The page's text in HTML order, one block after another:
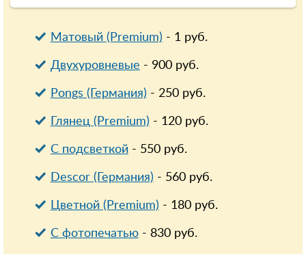
Матовый (Premium) - 1руб.
Двухуровневые - 900руб.
Pongs (Германия) - 250руб.
Глянец (Premium) - 120руб.
С подсветкой- 550руб.
Descor (Германия) - 560руб.
Цветной (Premium) - 180руб.
С фотопечатью- 830руб.